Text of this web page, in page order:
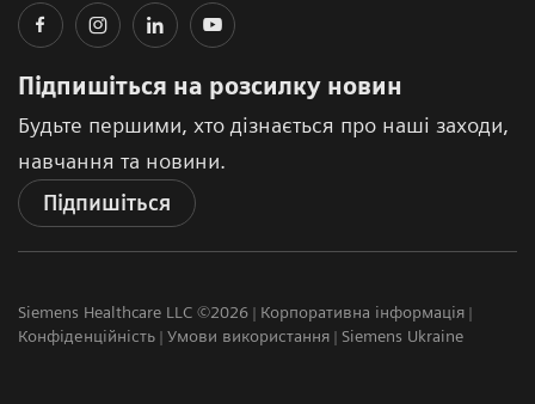
Підпишіться на розсилку новин
Будьте першими, хто дізнається про наші заходи,
навчання та новини.
Підпишіться
Siemens Healthcare LLC ©2026
Корпоративна інформація
Конфіденційність
Умови використання Siemens Ukraine